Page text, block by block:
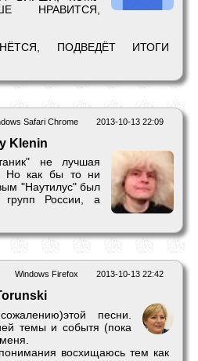
НРАВИТСЯ,
ПОДВЕДЁТ ИТОГИ
2013-10-13 22:09
Safari Chrome
Klenin
не лучшая
Но как бы то ни
"Наутилус" был
России, а
2013-10-13 22:42
Windows Firefox
песни.
темы и событя (пока
восхищаюсь тем как